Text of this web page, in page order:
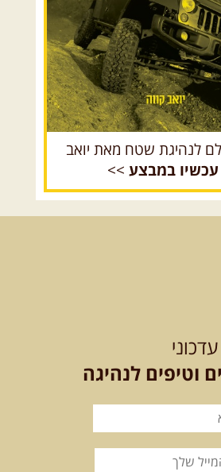
...
רכב שטח קשוח
לנהיגת שטח מאת יואב
עכשיו במבצע >>
וטיפים לנהיגה